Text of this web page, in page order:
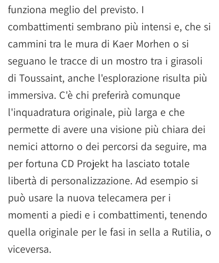
funziona meglio del previsto. I
combattimenti sembrano più intensi e, che si
cammini tra le mura di Kaer Morhen o si
seguano le tracce di un mostro tra i girasoli
di Toussaint, anche l'esplorazione risulta più
immersiva. C'è chi preferirà comunque
l'inquadratura originale, più larga e che
permette di avere una visione più chiara dei
nemici attorno o dei percorsi da seguire, ma
per fortuna CD Projekt ha lasciato totale
libertà di personalizzazione. Ad esempio si
può usare la nuova telecamera per i
momenti a piedi e i combattimenti, tenendo
quella originale per le fasi in sella a Rutilia, o
viceversa.